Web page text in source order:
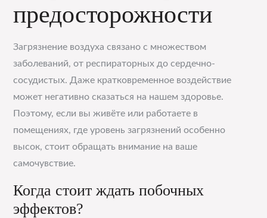
предосторожности
Загрязнение воздуха связано с множеством
заболеваний, от респираторных до сердечно-
сосудистых. Даже кратковременное воздействие
может негативно сказаться на нашем здоровье.
Поэтому, если вы живёте или работаете в
помещениях, где уровень загрязнений особенно
высок, стоит обращать внимание на ваше
самочувствие.
Когда стоит ждать побочных
эффектов?